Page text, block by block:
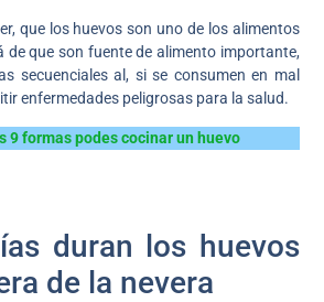
que los huevos son uno de los alimentos
de que son fuente de alimento importante,
secuenciales al, si se consumen en mal
enfermedades peligrosas para la salud.
9 formas podes cocinar un huevo
duran los huevos
de la nevera